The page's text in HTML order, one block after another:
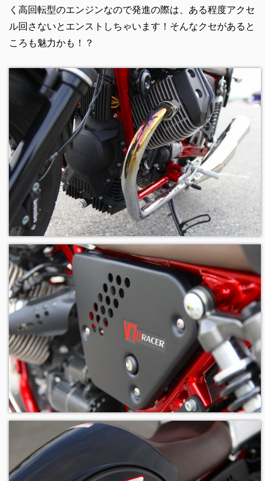
く高回転型のエンジンなので発進の際は、ある程度アクセ
ル回さないとエンストしちゃいます！そんなクセがあると
ころも魅力かも！？